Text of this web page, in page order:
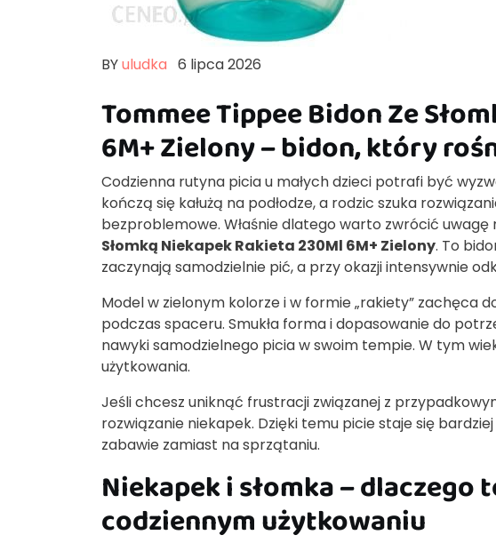
BYuludka 6 lipca 2026
Tommee Tippee Bidon Ze
6M+ Zielony – bidon, który
Codzienna rutyna picia u małych dzieci potrafi być
kończą się kałużą na podłodze, a rodzic szuka
bezproblemowe. Właśnie dlatego warto zwrócić uwagę
Słomką Niekapek Rakieta 230Ml 6M+ Zielony. To
zaczynają samodzielnie pić, a przy okazji intensywnie
Model w zielonym kolorze i w formie „rakiety” zachęca
podczas spaceru. Smukła forma i dopasowanie do
nawyki samodzielnego picia w swoim tempie. W tym
użytkowania.
Jeśli chcesz uniknąć frustracji związanej z
rozwiązanie niekapek. Dzięki temu picie staje się
zabawie zamiast na sprzątaniu.
Niekapek i słomka – dlaczego
codziennym użytkowaniu